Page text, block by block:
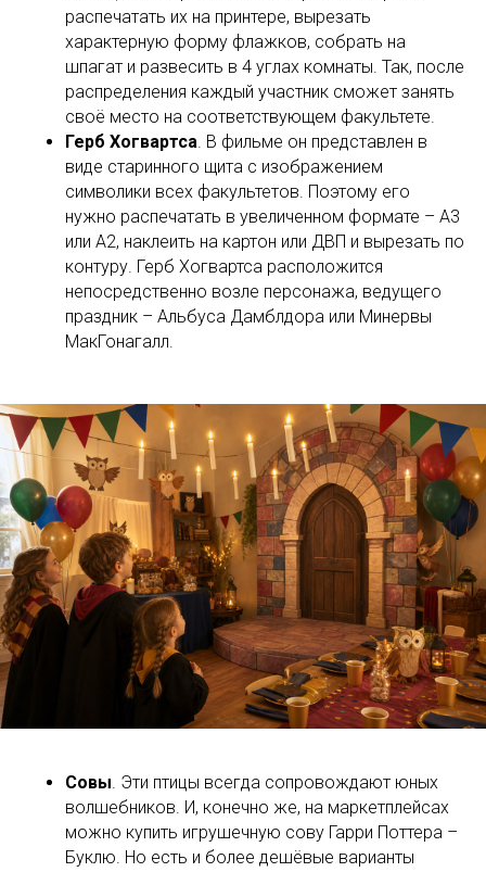
распечатать их на принтере, вырезать
характерную форму флажков, собрать на
шпагат и развесить в 4 углах комнаты. Так, после
распределения каждый участник сможет занять
своё место на соответствующем факультете.
Герб Хогвартса. В фильме он представлен в
виде старинного щита с изображением
символики всех факультетов. Поэтому его
нужно распечатать в увеличенном формате – А3
или А2, наклеить на картон или ДВП и вырезать по
контуру. Герб Хогвартса расположится
непосредственно возле персонажа, ведущего
праздник – Альбуса Дамблдора или Минервы
МакГонагалл.
Совы. Эти птицы всегда сопровождают юных
волшебников. И, конечно же, на маркетплейсах
можно купить игрушечную сову Гарри Поттера –
Буклю. Но есть и более дешёвые варианты